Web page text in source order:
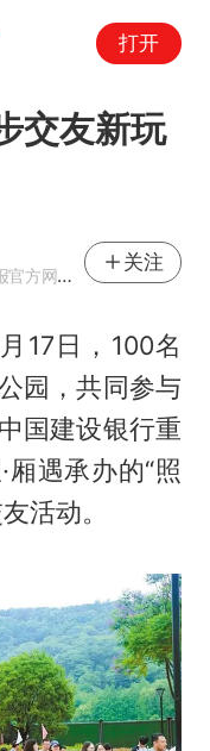
打开
交友新玩
方网易号
关注
17日，100名
园，共同参与
国建设银行重
遇承办的“照
活动。